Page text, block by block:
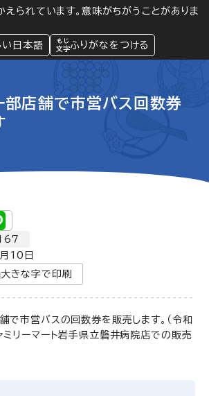
えられています。意味がちがうことがありま
い日本語
ふりがなをつける
Language 閲覧支援
緊急情報
部店舗で市営バス回数券
10日
大きな字で印刷
で市営バスの回数券を販売します。（令和
リーマート岩手県立磐井病院店での販売